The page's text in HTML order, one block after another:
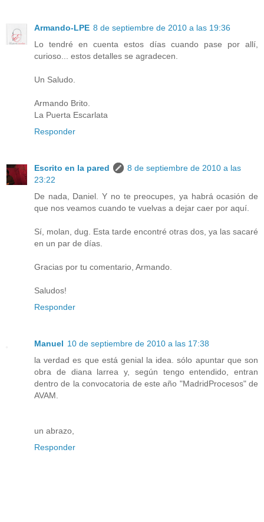
Armando-LPE 8 de septiembre de 2010 a las 19:36
Lo tendré en cuenta estos días cuando pase por allí,
curioso... estos detalles se agradecen.
Un Saludo.
Armando Brito.
La Puerta Escarlata
Responder
Escrito en la pared
8 de septiembre de 2010 a las
23:22
De nada, Daniel. Y no te preocupes, ya habrá ocasión de
que nos veamos cuando te vuelvas a dejar caer por aquí.
Sí, molan, dug. Esta tarde encontré otras dos, ya las sacaré
en un par de días.
Gracias por tu comentario, Armando.
Saludos!
Responder
Manuel 10 de septiembre de 2010 a las 17:38
la verdad es que está genial la idea. sólo apuntar que son
obra de diana larrea y, según tengo entendido, entran
dentro de la convocatoria de este año "MadridProcesos" de
AVAM.
un abrazo,
Responder